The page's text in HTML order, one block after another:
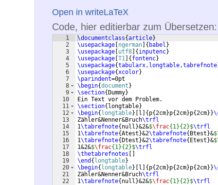
Open in writeLaTeX
Code, hier editierbar zum Übersetzen:
1
2
3
4
5
6
7
8
9
10
11
12
13
14
15
16
17
18
19
20
21
22
\documentclass{article}
\usepackage ngerman { babel }
\usepackage utf8 { inputenc}
\usepackage T1 { fontenc}
\usepackage{tabularx,longtable,tabrefnote
\usepackage{xcolor}
\parindent=0pt
\begin{document }
\section{ Dummy}
Ein Text vor dem Problem.
\section{ longtable}
\begin{ longtable} l { p{2cm}p{2cm}p{2cm}}
Zähler&Nenner&Bruch\trfl
1\tabrefnote{ null }&2&$\frac{1}{2}$\trfl
1\tabrefnote{Atest }&2\tabrefnote{ Btest }&$
1\tabrefnote{ Dtest }&2\tabrefnote{ Etest }&$
1&2&$\frac{1}{2}$\trfl
\thetabrefnotes
\end { longtable}
\begin{ longtable} l { p{2cm}p{2cm}p{2cm}}
Zähler&Nenner&Bruch\trfl
1\tabrefnote{ null }&2&$\frac{1}{2}$\trfl